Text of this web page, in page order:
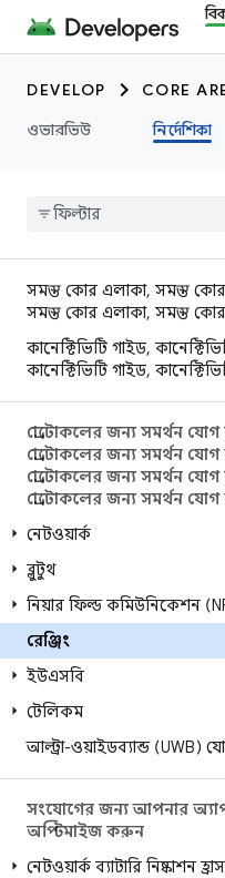
DEVELOP CORE
ওভারভিউ
নির্দেশিকা
সমস্ত কোর এলাকা, সমস্ত
সমস্ত কোর এলাকা, সমস্ত
কানেক্টিভিটি গাইড,
কানেক্টিভিটি গাইড,
প্রোটোকলের জন্য সমর্থন
প্রোটোকলের জন্য সমর্থন
প্রোটোকলের জন্য সমর্থন
প্রোটোকলের জন্য সমর্থন
নেটওয়ার্ক
ব্লুটুথ
নিয়ার ফিল্ড কমিউনিকেশন
রেঞ্জিং
ইউএসবি
টেলিকম
আল্ট্রা-ওয়াইডব্যান্ড (UWB)
সংযোগের জন্য আপনার
অপ্টিমাইজ করুন
নেটওয়ার্ক ব্যাটারি নিষ্কাশন